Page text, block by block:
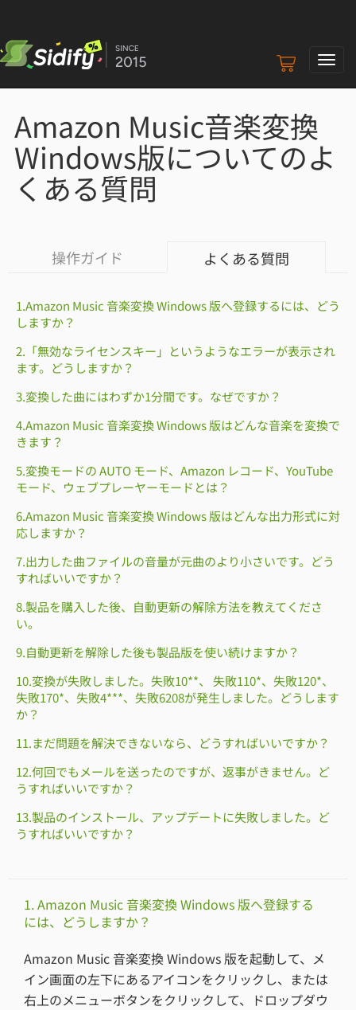
ナ
ョ
ン
Amazon Music音楽変換
Windows版についてのよ
くある質問
操作ガイド よくある質問
1.Amazon Music 音楽変換 Windows 版へ登録するには、どう
しますか？
2.「無効なライセンスキー」というようなエラーが表示され
ます。どうしますか？
3.変換した曲にはわずか1分間です。なぜですか？
4.Amazon Music 音楽変換 Windows 版はどんな音楽を変換で
きます？
5.変換モードの AUTO モード、Amazon レコード、YouTube
モード、ウェブプレーヤーモードとは？
6.Amazon Music 音楽変換 Windows 版はどんな出力形式に対
応しますか？
7.出力した曲ファイルの音量が元曲のより小さいです。どう
すればいいですか？
8.製品を購入した後、自動更新の解除方法を教えてくださ
い。
9.自動更新を解除した後も製品版を使い続けますか？
10.変換が失敗しました。失敗10**、 失敗110*、失敗120*、
失敗170*、失敗4***、失敗6208が発生しました。どうします
か？
11.まだ問題を解決できないなら、どうすればいいですか？
12.何回でもメールを送ったのですが、返事がきません。ど
うすればいいですか？
13.製品のインストール、アップデートに失敗しました。ど
うすればいいですか？
1. Amazon Music 音楽変換 Windows 版へ登録する
には、どうしますか？
Amazon Music 音楽変換 Windows 版を起動して、メ
イン画面の左下にあるアイコンをクリックし、または
右上のメニューボタンをクリックして、ドロップダウ